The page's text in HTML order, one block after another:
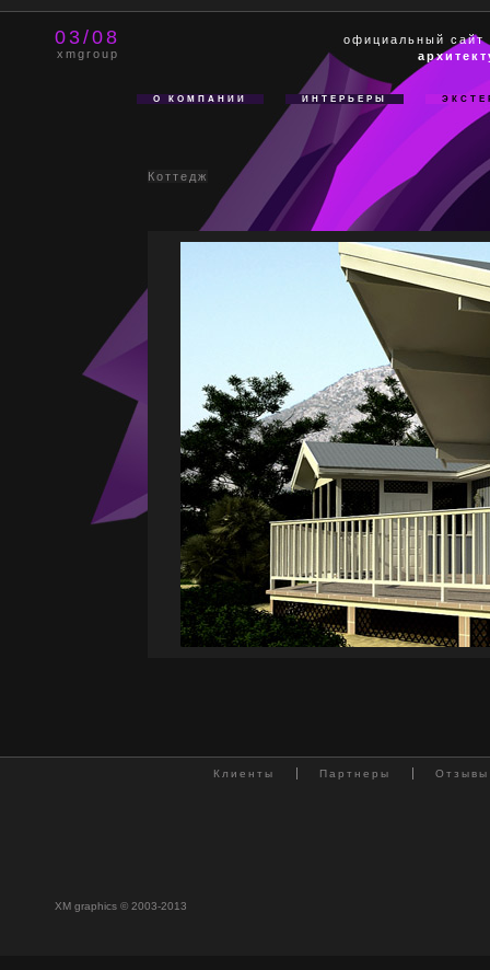
03/08
xmgroup
официальный сайт
О КОМПАНИИ ИНТЕРЬЕРЫ
Коттедж
Клиенты Партнеры Отзывы
XM graphics © 2003-2013